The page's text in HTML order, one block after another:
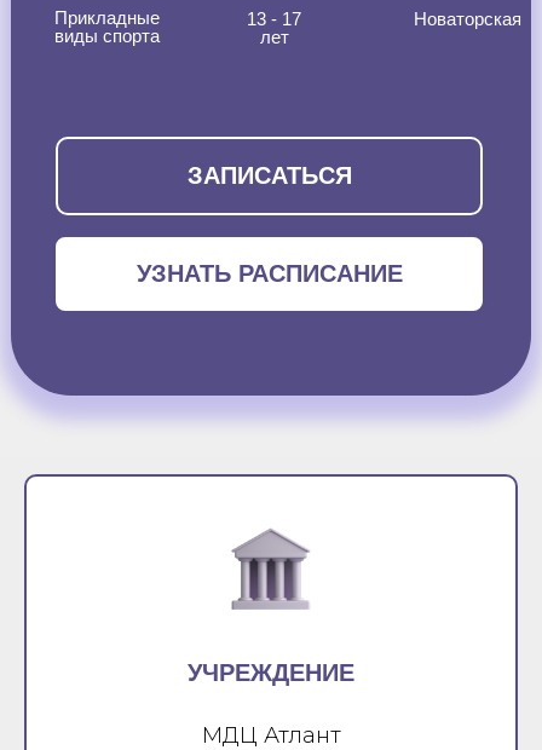
Прикладные
виды спорта
13 - 17
лет
Новаторская
УЗНАТЬ РАСПИСАНИЕ
ЗАПИСАТЬСЯ
УЧРЕЖДЕНИЕ
МДЦ Атлант